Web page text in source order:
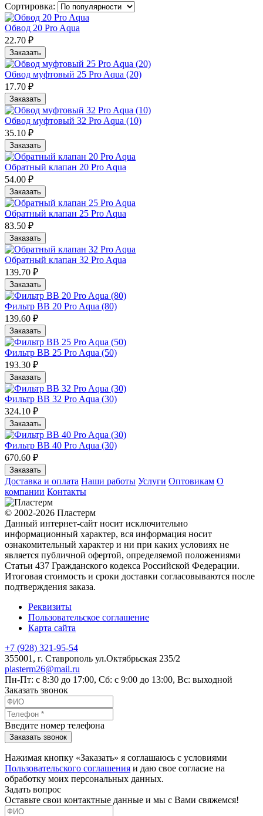
Сортировка:
Обвод 20 Pro Aqua
22.70 ₽
Заказать
Обвод муфтовый 25 Pro Aqua (20)
17.70 ₽
Заказать
Обвод муфтовый 32 Pro Aqua (10)
35.10 ₽
Заказать
Обратный клапан 20 Pro Aqua
54.00 ₽
Заказать
Обратный клапан 25 Pro Aqua
83.50 ₽
Заказать
Обратный клапан 32 Pro Aqua
139.70 ₽
Заказать
Фильтр ВВ 20 Pro Aqua (80)
139.60 ₽
Заказать
Фильтр ВВ 25 Pro Aqua (50)
193.30 ₽
Заказать
Фильтр ВВ 32 Pro Aqua (30)
324.10 ₽
Заказать
Фильтр ВВ 40 Pro Aqua (30)
670.60 ₽
Заказать
Доставка и оплата Наши работы Услуги Оптовикам О
компании Контакты
© 2002-2026 Пластерм
Данный интернет-сайт носит исключительно
информационный характер, вся информация носит
ознакомительный характер и ни при каких условиях не
является публичной офертой, определяемой положениями
Статьи 437 Гражданского кодекса Российской Федерации.
Итоговая стоимость и сроки доставки согласовываются после
подтверждения заказа.
Реквизиты
Пользовательское соглашение
Карта сайта
+7 (928) 321-95-54
355001 , г. Ставрополь ул.Октябрьская 235/2
plasterm26@mail.ru
Пн-Пт: с 8:30 до 17:00, Сб: с 9:00 до 13:00, Вс: выходной
Заказать звонок
Введите номер телефона
Заказать звонок
Нажимая кнопку «Заказать» я соглашаюсь с условиями
Пользовательского соглашения и даю свое согласие на
обработку моих персональных данных.
Задать вопрос
Оставьте свои контактные данные и мы с Вами свяжемся!